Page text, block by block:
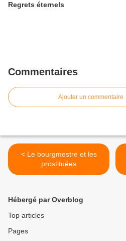
Regrets éternels
Commentaires
Ajouter un commentaire
< Le bourgmestre et les
prostituées
Hébergé par Overblog
Top articles
Pages